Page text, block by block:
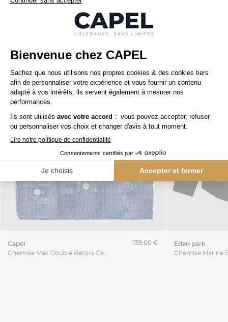
Nos clients aiment aussi
capel
Chemise Max Double Retors Capel Grande Taille
139,00 € eden park